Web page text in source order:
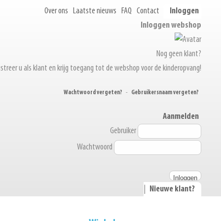
Over ons Laatste nieuws FAQ Contact
Inloggen
Inloggen webshop
Nog geen klant?
u als klant en krijg toegang tot de webshop voor de kinderopvang!
Wachtwoord vergeten? - Gebruikersnaam vergeten?
Aanmelden
Gebruiker
Wachtwoord
Nieuwe klant?